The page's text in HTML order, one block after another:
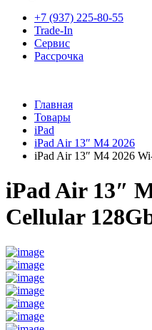
+7 (937) 225-80-55
Trade-In
Сервис
Рассрочка
Главная
Товары
iPad
iPad Air 13″ M4 2026
iPad Air 13″ M4 2026
iPad Air 13″
Cellular